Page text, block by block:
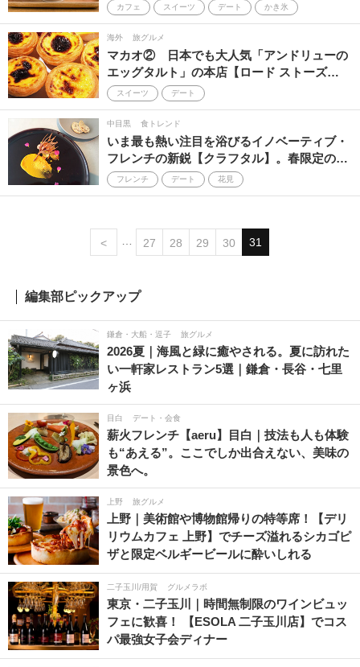
カフェ スイーツ デート かき氷
海外 旅グルメ
マカオ② 日本でも大人気「アンドリューの
エッグタルト」の本店【ロード ストーズ…
スイーツ デート
中目黒 食トレンド
いま最も熱い注目を浴びるイノベーティブ・
フレンチの新鋭【クラフタル】。春限定の…
フレンチ デート 花見
< 27 28 29 30 31
編集部ピックアップ
鎌倉・大船・逗子 旅グルメ
2026夏｜海風と緑に癒やされる。夏に訪れた
い一軒家レストラン5選｜鎌倉・長谷・七里
ヶ浜
目白 デート・会食
薪火フレンチ【aeru】目白｜技法も人も体験
も“あえる”。ここでしか出合えない、美味の
景色へ。
上野 旅グルメ
上野｜美術館や博物館帰りの特等席！【デリ
リウムカフェ 上野】でチーズ溢れるシカゴピ
ザと限定ベルギービールに酔いしれる
二子玉川/用賀 グルメラボ
東京・二子玉川｜時間無制限のワインビュッ
フェに歓喜！ 【ESOLA 二子玉川店】でコス
パ最強女子会ディナー